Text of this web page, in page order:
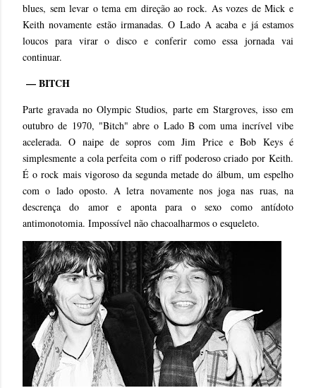
blues, sem levar o tema em direção ao rock. As vozes de Mick e
Keith novamente estão irmanadas. O Lado A acaba e já estamos
loucos para virar o disco e conferir como essa jornada vai
continuar.
— BITCH
Parte gravada no Olympic Studios, parte em Stargroves, isso em
outubro de 1970, "Bitch" abre o Lado B com uma incrível vibe
acelerada. O naipe de sopros com Jim Price e Bob Keys é
simplesmente a cola perfeita com o riff poderoso criado por Keith.
É o rock mais vigoroso da segunda metade do álbum, um espelho
com o lado oposto. A letra novamente nos joga nas ruas, na
descrença do amor e aponta para o sexo como antídoto
antimonotomia. Impossível não chacoalharmos o esqueleto.